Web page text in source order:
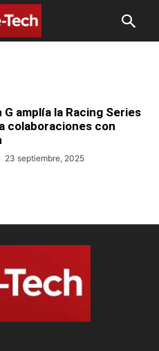
amplía la Racing Series
colaboraciones con
23 septiembre, 2025